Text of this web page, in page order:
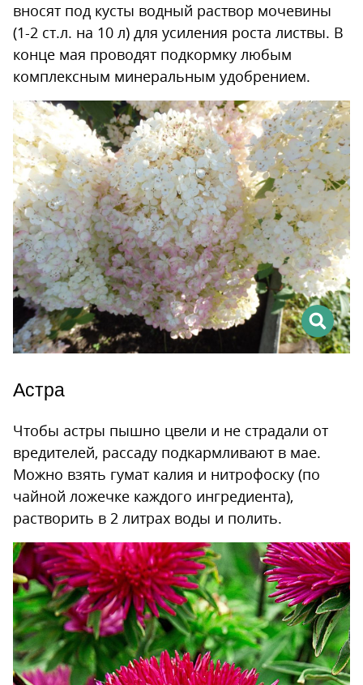
вносят под кусты водный раствор мочевины
(1-2 ст.л. на 10 л) для усиления роста листвы. В
конце мая проводят подкормку любым
комплексным минеральным удобрением.
Астра
Чтобы астры пышно цвели и не страдали от
вредителей, рассаду подкармливают в мае.
Можно взять гумат калия и нитрофоску (по
чайной ложечке каждого ингредиента),
растворить в 2 литрах воды и полить.